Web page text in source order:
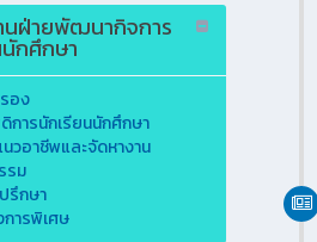
นฝ่ายพัฒนากิจการ
กศึกษา
อง
การนักเรียนนักศึกษา
นวอาชีพและจัดหางาน
รม
รึกษา
การพิเศษ